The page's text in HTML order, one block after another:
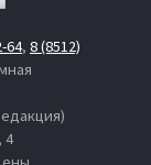
64, 8 (8512)
4